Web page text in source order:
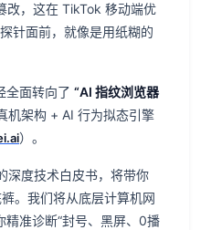
改，这在 TikTok 移动端优
针面前，就像是用纸糊的
全面转向了 “AI 指纹浏览器
机架构 + AI 行为拟态引擎
）。
深度技术白皮书，将带你
。我们将从底层计算机网
准诊断“封号、黑屏、0播